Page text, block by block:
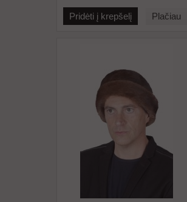
Pridėti į krepšelį Plačiau